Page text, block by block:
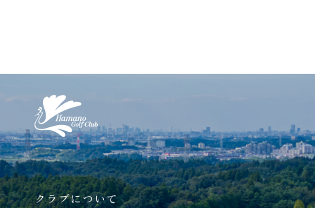
クラブについて